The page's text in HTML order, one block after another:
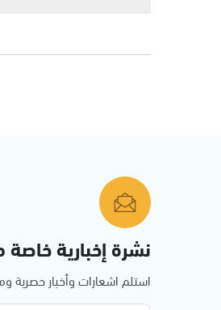
نشرة إخبارية خاصة
استلم اشعارات وأخبار